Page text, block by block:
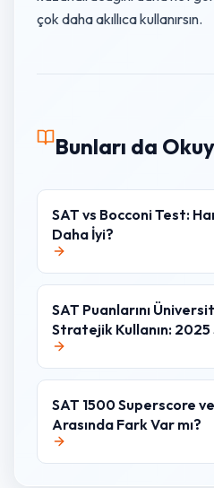
çok daha akıllıca kullanırsın.
Bunları da
SAT vs Bocconi Test:
Daha İyi?
SAT Puanlarını
Stratejik Kullanın:
SAT 1500 Superscore
Arasında Fark Var mı?